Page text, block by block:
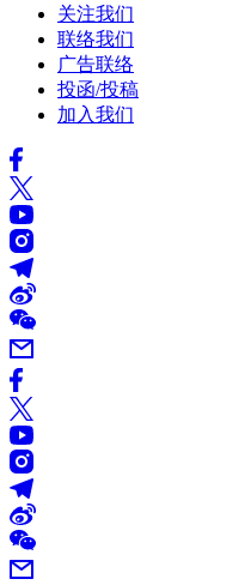
关注我们
联络我们
广告联络
投函/投稿
加入我们